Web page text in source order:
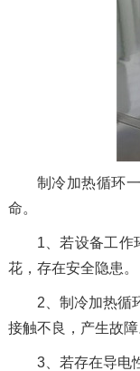
制冷加热循环
命。
1、若设备工作
花，存在安全隐患。
2、制冷加热循
接触不良，产生故障
3、若存在导电